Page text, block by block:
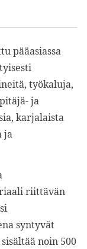
pääasiassa
työkaluja,
ja
karjalaista
ja
riittävän
syntyvät
noin 500